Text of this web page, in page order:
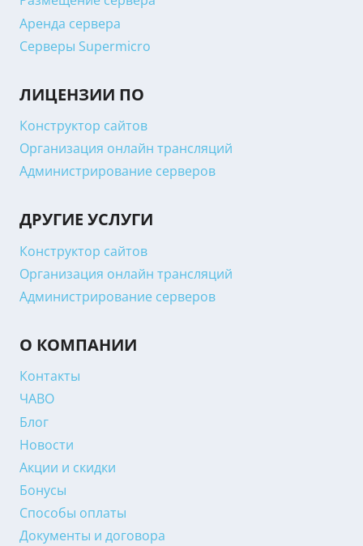
Аренда сервера
Серверы Supermicro
ЛИЦЕНЗИИ ПО
Конструктор сайтов
Организация онлайн трансляций
Администрирование серверов
ДРУГИЕ УСЛУГИ
Конструктор сайтов
Организация онлайн трансляций
Администрирование серверов
О КОМПАНИИ
Контакты
ЧАВО
Блог
Новости
Акции и скидки
Бонусы
Способы оплаты
Документы и договора